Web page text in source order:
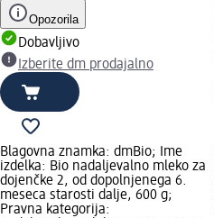
Opozorila
Dobavljivo
Izberite dm prodajalno
Blagovna znamka: dmBio; Ime
izdelka: Bio nadaljevalno mleko za
dojenčke 2, od dopolnjenega 6.
meseca starosti dalje, 600 g;
Pravna kategorija: